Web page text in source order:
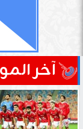
آخر